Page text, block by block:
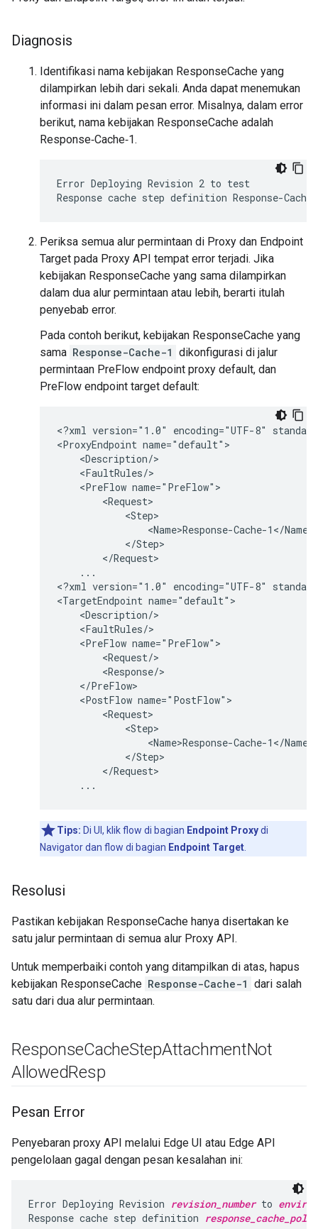
Diagnosis
Identifikasi nama kebijakan ResponseCache yang
dilampirkan lebih dari sekali. Anda dapat menemukan
informasi ini dalam pesan error. Misalnya, dalam error
berikut, nama kebijakan ResponseCache adalah
Response‐Cache‐1.
Error Deploying Revision 2 to test
Periksa semua alur permintaan di Proxy dan Endpoint
Target pada Proxy API tempat error terjadi. Jika
kebijakan ResponseCache yang sama dilampirkan
dalam dua alur permintaan atau lebih, berarti itulah
penyebab error.
Pada contoh berikut, kebijakan ResponseCache yang
sama Response-Cache-1 dikonfigurasi di jalur
permintaan PreFlow endpoint proxy default, dan
PreFlow endpoint target default:
<?xml version="1.0" encoding="UTF-8"
<ProxyEndpoint name="default">
    <Description/>
    <FaultRules/>
    <PreFlow name="PreFlow">
        <Request>
            <Step>
                <Name>Response-Cache-1</Name>
            </Step>
        </Request>
    ...
<?xml version="1.0" encoding="UTF-8"
<TargetEndpoint name="default">
    <Description/>
    <FaultRules/>
    <PreFlow name="PreFlow">
        <Request/>
        <Response/>
    </PreFlow>
    <PostFlow name="PostFlow">
        <Request>
            <Step>
                <Name>Response-Cache-1</Name>
            </Step>
        </Request>
Tips: Di UI, klik flow di bagian Endpoint Proxydi
Navigator dan flow di bagian Endpoint Target.
Resolusi
Pastikan kebijakan ResponseCache hanya disertakan ke
satu jalur permintaan di semua alur Proxy API.
Untuk memperbaiki contoh yang ditampilkan di atas, hapus
kebijakan ResponseCache Response-Cache-1 dari salah
satu dari dua alur permintaan.
ResponseCacheStepAttachmentNot
AllowedResp
Pesan Error
Penyebaran proxy API melalui Edge UI atau Edge API
pengelolaan gagal dengan pesan kesalahan ini:
Error Deploying Revision revision_number to
Response cache step definition